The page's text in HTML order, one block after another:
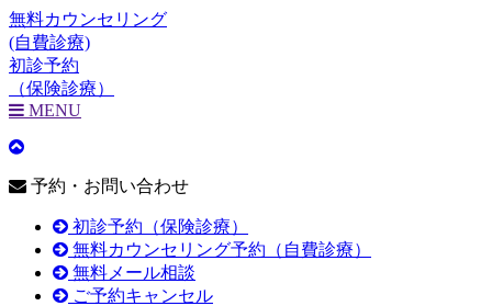
無料カウンセリング
(自費診療)
初診予約
（保険診療）
MENU
予約・お問い合わせ
初診予約（保険診療）
無料カウンセリング予約（自費診療）
無料メール相談
ご予約キャンセル